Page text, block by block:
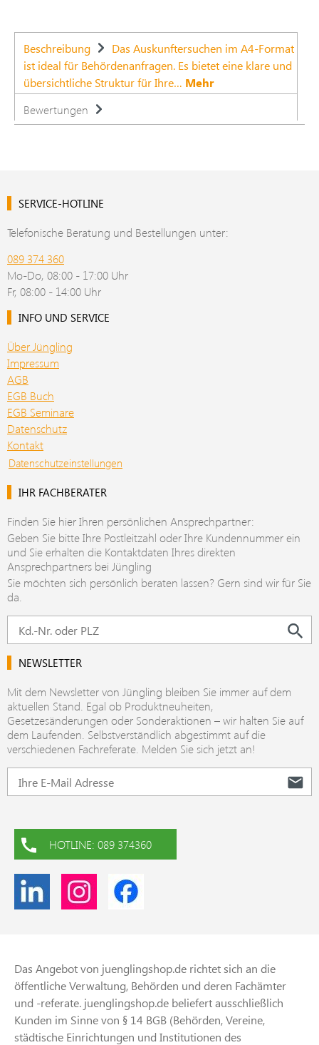
Beschreibung
Das Auskunftersuchen im A4-Format
ist ideal für Behördenanfragen. Es bietet eine klare und
übersichtliche Struktur für Ihre… Mehr
Bewertungen
SERVICE-HOTLINE
Telefonische Beratung und Bestellungen unter:
089 374 360
Mo-Do, 08:00 - 17:00 Uhr
Fr, 08:00 - 14:00 Uhr
INFO UND SERVICE
Über Jüngling
Impressum
AGB
EGB Buch
EGB Seminare
Datenschutz
Kontakt
Datenschutzeinstellungen
IHR FACHBERATER
Finden Sie hier Ihren persönlichen Ansprechpartner:
Geben Sie bitte Ihre Postleitzahl oder Ihre Kundennummer ein
und Sie erhalten die Kontaktdaten Ihres direkten
Ansprechpartners bei Jüngling
Sie möchten sich persönlich beraten lassen? Gern sind wir für Sie
da.
NEWSLETTER
Mit dem Newsletter von Jüngling bleiben Sie immer auf dem
aktuellen Stand. Egal ob Produktneuheiten,
Gesetzesänderungen oder Sonderaktionen – wir halten Sie auf
dem Laufenden. Selbstverständlich abgestimmt auf die
verschiedenen Fachreferate. Melden Sie sich jetzt an!
HOTLINE: 089 374360
Das Angebot von juenglingshop.de richtet sich an die
öffentliche Verwaltung, Behörden und deren Fachämter
und -referate. juenglingshop.de beliefert ausschließlich
Kunden im Sinne von § 14 BGB (Behörden, Vereine,
städtische Einrichtungen und Institutionen des